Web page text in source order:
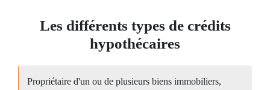
Les différents types de crédits
hypothécaires
Propriétaire d'un ou de plusieurs biens immobiliers,
trésorerie